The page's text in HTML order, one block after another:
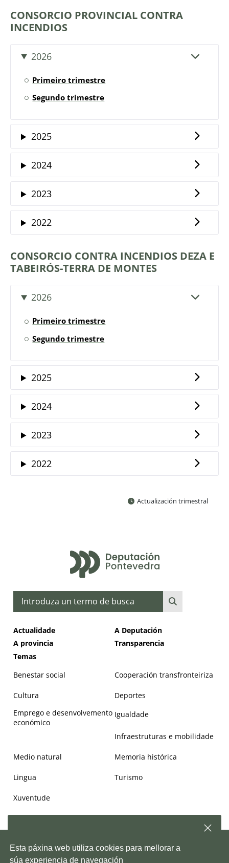
Esta páxina web utiliza cookies para mellorar a
súa experiencia de navegación
CONSORCIO PROVINCIAL CONTRA
INCENDIOS
2026
Primeiro trimestre
Segundo trimestre
2025
2024
2023
2022
CONSORCIO CONTRA INCENDIOS DEZA E
TABEIRÓS-TERRA DE MONTES
2026
Primeiro trimestre
Segundo trimestre
2025
2024
2023
2022
Actualización trimestral
Buscar
Actualidade
A Deputación
A provincia
Transparencia
Temas
Benestar social
Cooperación transfronteiriza
Cultura
Deportes
Emprego e desenvolvemento
económico
Igualdade
Infraestruturas e mobilidade
Medio natural Memoria histórica
Lingua Turismo
Xuventude
Copyright © 2026. Deputación de Pontevedra.Mapa Web
legal|Accesiblidade| Protección de datos
enviarémosche información sobre as novidades da
Depo